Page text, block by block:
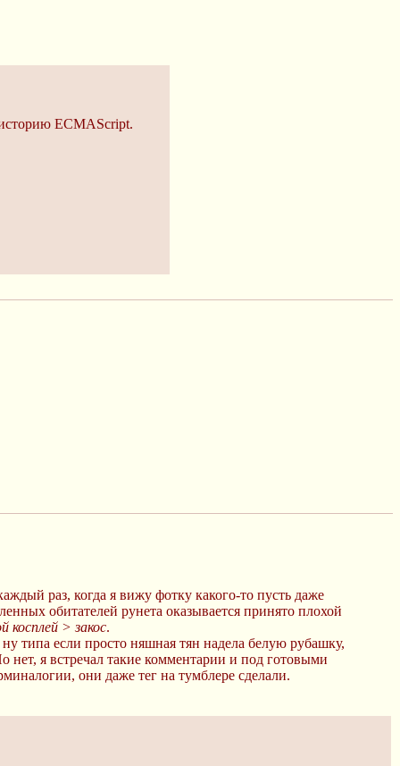
ECMAScript.
раз, когда я вижу фотку какого-то пусть даже
обитателей рунета оказывается принято плохой
косплей > закос.
типа если просто няшная тян надела белую рубашку,
нет, я встречал такие комментарии и под готовыми
они даже тег на тумблере сделали.